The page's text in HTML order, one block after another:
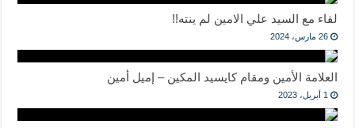
لقاء مع السيد علي الامين لم ينته!!
26 مارس، 2024
العلامة الأمين ومقام كايسيد المكين – إميل أمين
1 أبريل، 2023